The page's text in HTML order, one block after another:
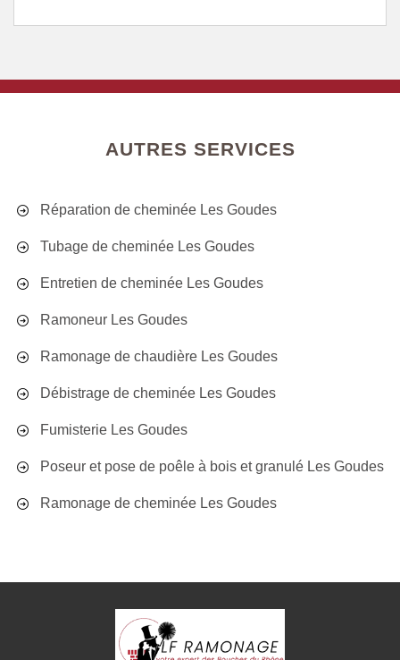
AUTRES SERVICES
Réparation de cheminée Les Goudes
Tubage de cheminée Les Goudes
Entretien de cheminée Les Goudes
Ramoneur Les Goudes
Ramonage de chaudière Les Goudes
Débistrage de cheminée Les Goudes
Fumisterie Les Goudes
Poseur et pose de poêle à bois et granulé Les Goudes
Ramonage de cheminée Les Goudes